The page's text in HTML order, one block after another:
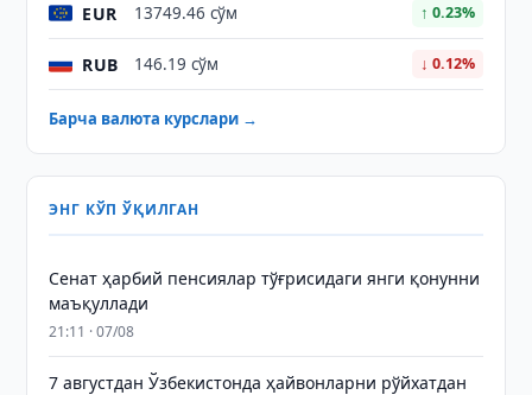
EUR 13749.46 сўм ↑ 0.23%
RUB 146.19 сўм ↓ 0.12%
Барча валюта курслари →
ЭНГ КЎП ЎҚИЛГАН
Сенат ҳарбий пенсиялар тўғрисидаги янги қонунни
маъқуллади
21:11 · 07/08
7 августдан Ўзбекистонда ҳайвонларни рўйхатдан